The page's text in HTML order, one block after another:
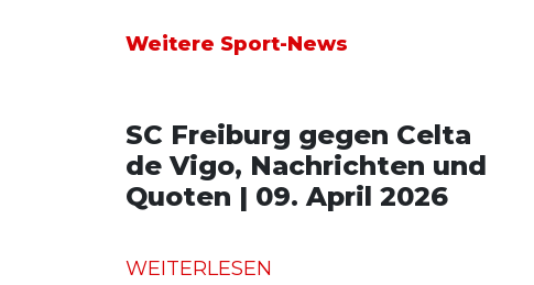
Weitere Sport-News
SC Freiburg gegen Celta
de Vigo, Nachrichten und
Quoten | 09. April 2026
WEITERLESEN